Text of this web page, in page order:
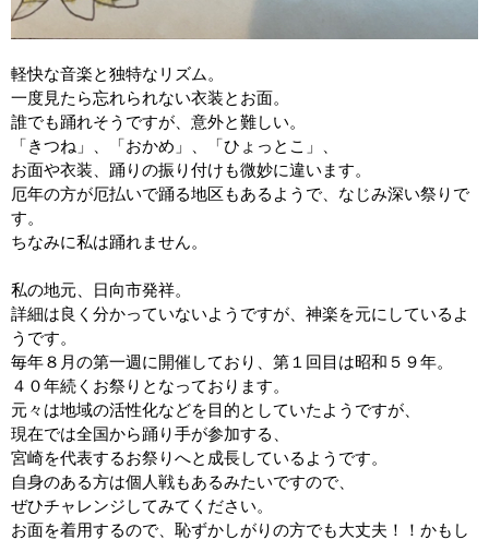
軽快な音楽と独特なリズム。
一度見たら忘れられない衣装とお面。
誰でも踊れそうですが、意外と難しい。
「きつね」、「おかめ」、「ひょっとこ」、
お面や衣装、踊りの振り付けも微妙に違います。
厄年の方が厄払いで踊る地区もあるようで、なじみ深い祭りで
す。
ちなみに私は踊れません。
私の地元、日向市発祥。
詳細は良く分かっていないようですが、神楽を元にしているよ
うです。
毎年８月の第一週に開催しており、第１回目は昭和５９年。
４０年続くお祭りとなっております。
元々は地域の活性化などを目的としていたようですが、
現在では全国から踊り手が参加する、
宮崎を代表するお祭りへと成長しているようです。
自身のある方は個人戦もあるみたいですので、
ぜひチャレンジしてみてください。
お面を着用するので、恥ずかしがりの方でも大丈夫！！かもし